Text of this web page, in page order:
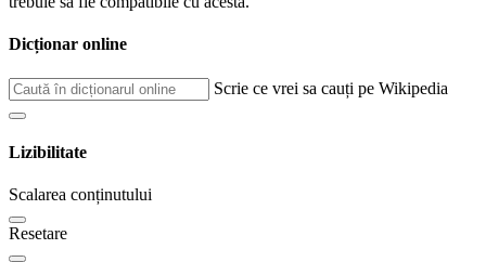
Dicționar online
Scrie ce vrei sa cauți pe Wikipedia
Lizibilitate
Scalarea conținutului
Resetare